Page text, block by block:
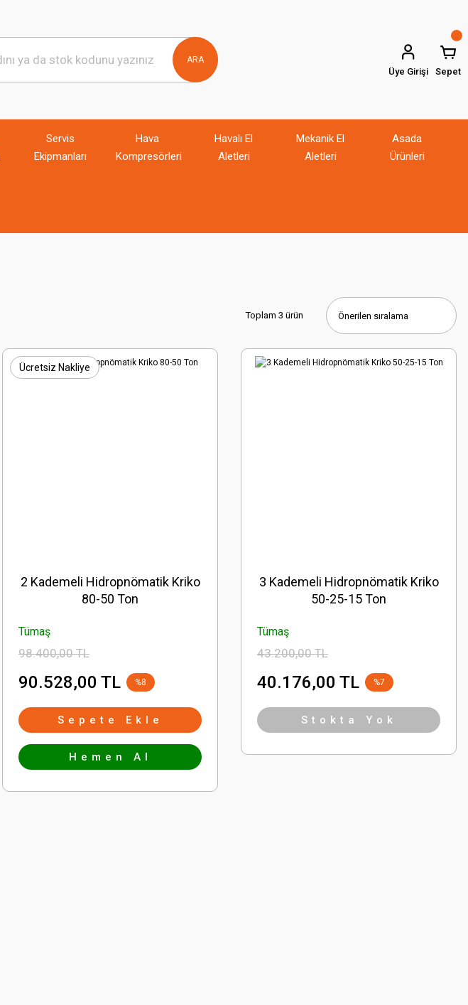
ARA
Üye Girişi Sepet
Servis
Ekipmanları
Hava
Kompresörleri
Havalı El
Aletleri
Mekanik El
Aletleri
Asada
Ürünleri
Toplam 3 ürün
Ücretsiz Nakliye
2 Kademeli Hidropnömatik Kriko
80-50 Ton
Tümaş
98.400,00 TL
90.528,00 TL %8
Sepete Ekle
Hemen Al
3 Kademeli Hidropnömatik Kriko
50-25-15 Ton
Tümaş
43.200,00 TL
40.176,00 TL %7
Stokta Yok